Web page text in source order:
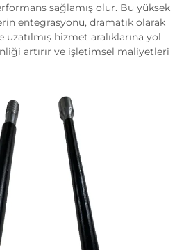
sağlamış olur. Bu yüksek
entegrasyonu, dramatik olarak
hizmet aralıklarına yol
artırır ve işletimsel maliyetleri